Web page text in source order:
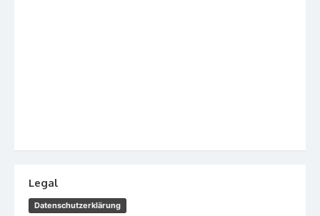
Legal
Datenschutzerklärung